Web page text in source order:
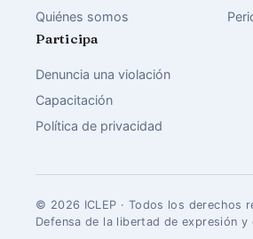
Quiénes somos
Participa
Denuncia una violación
Capacitación
Política de privacidad
© 2026 ICLEP · Todos los derechos
Defensa de la libertad de expresión y